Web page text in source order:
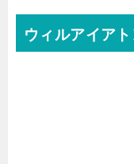
ウィルアイア